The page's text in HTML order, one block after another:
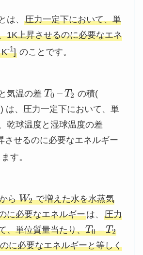
とは、 圧力一定下において、単
1K上昇させるのに必要なエネ
-1] のことです。
と気温の差 T0 –T2 の積(
) は、圧力一定下において、単
乾球温度と湿球温度の差
させるのに必要なエネルギー
す。
らW2で増えた水を水蒸気
に必要なエネルギーは、圧力
、単位質量当たり、T0 –T2
に必要なエネルギーと等しく